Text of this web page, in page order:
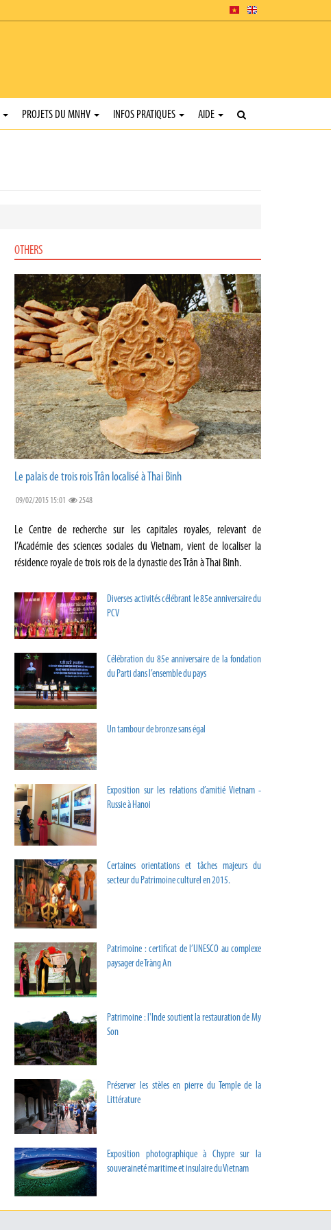
PROJETS DU MNHV INFOS PRATIQUES AIDE
OTHERS
Le palais de trois rois Trân localisé à Thai Binh
09/02/2015 15:01 2548
Le Centre de recherche sur les capitales royales, relevant de
l’Académie des sciences sociales du Vietnam, vient de localiser la
résidence royale de trois rois de la dynastie des Trân à Thai Binh.
Diverses activités célébrant le 85e anniversaire du
PCV
Célébration du 85e anniversaire de la fondation
du Parti dans l’ensemble du pays
Un tambour de bronze sans égal
Exposition sur les relations d’amitié Vietnam -
Russie à Hanoi
Certaines orientations et tâches majeurs du
secteur du Patrimoine culturel en 2015.
Patrimoine : certificat de l’UNESCO au complexe
paysager de Tràng An
Patrimoine : l'Inde soutient la restauration de My
Son
Préserver les stèles en pierre du Temple de la
Littérature
Exposition photographique à Chypre sur la
souveraineté maritime et insulaire du Vietnam